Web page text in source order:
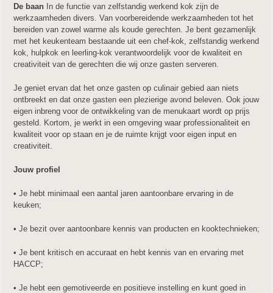
De baan In de functie van zelfstandig werkend kok zijn de
werkzaamheden divers. Van voorbereidende werkzaamheden tot het
bereiden van zowel warme als koude gerechten. Je bent gezamenlijk
met het keukenteam bestaande uit een chef-kok, zelfstandig werkend
kok, hulpkok en leerling-kok verantwoordelijk voor de kwaliteit en
creativiteit van de gerechten die wij onze gasten serveren.
Je geniet ervan dat het onze gasten op culinair gebied aan niets
ontbreekt en dat onze gasten een plezierige avond beleven. Ook jouw
eigen inbreng voor de ontwikkeling van de menukaart wordt op prijs
gesteld. Kortom, je werkt in een omgeving waar professionaliteit en
kwaliteit voor op staan en je de ruimte krijgt voor eigen input en
creativiteit.
Jouw profiel
• Je hebt minimaal een aantal jaren aantoonbare ervaring in de
keuken;
• Je bezit over aantoonbare kennis van producten en kooktechnieken;
• Je bent kritisch en accuraat en hebt kennis van en ervaring met
HACCP;
• Je hebt een gemotiveerde en positieve instelling en kunt goed in